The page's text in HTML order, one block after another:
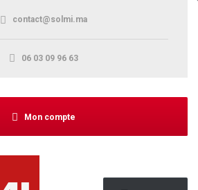
contact@solmi.ma
06 03 09 96 63
Mon compte